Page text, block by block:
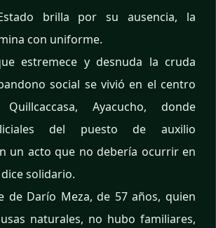
brilla por su ausencia, la
con uniforme.
estremece y desnuda la cruda
social se vivió en el centro
Ayacucho, donde
del puesto de auxilio
un acto que no debería ocurrir en
solidario.
de Darío Meza, de 57 años, quien
naturales, no hubo familiares,